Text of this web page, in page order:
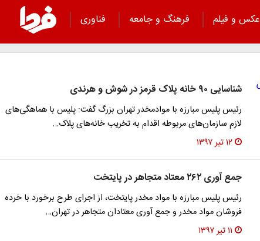
عکس و فیلم فرهنگ و جامعه
فناوری
شناسایی ۹۰ خانه پلاک قرمز در شوش و هرندی
رئیس پلیس مبارزه با موادمخدر تهران بزرگ گفت: پلیس با هماهگی‌های
لازم سازمان‌های مربوطه اقدام به تخریب خانه‌های پلاک…
۱۲ تیر ۱۳۹۷
جمع آوری ۲۶۲ معتاد متجاهر در پایتخت
رئیس پلیس مبارزه با مواد مخدر پایتخت، از اجرای طرح برخورد با خرده
فروشان مواد مخدر و جمع آوری معتادان متجاهر در تهران…
۱۱ تیر ۱۳۹۷